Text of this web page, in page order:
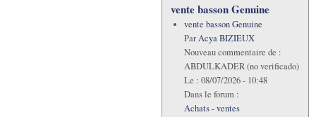
vente basson Genuine
vente basson Genuine
ParAcya BIZIEUX
Nouveau commentaire de :
ABDULKADER (no verificado)
Le : 08/07/2026 - 10:48
Dans le forum :
Achats - ventes